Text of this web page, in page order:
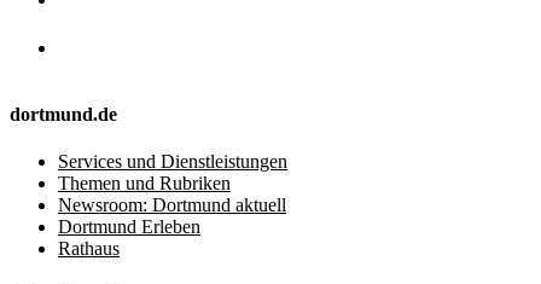
dortmund.de
Services und Dienstleistungen
Themen und Rubriken
Newsroom: Dortmund aktuell
Dortmund Erleben
Rathaus